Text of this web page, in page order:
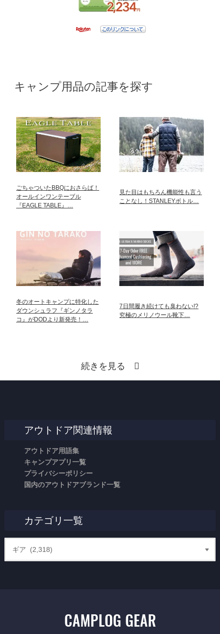
キャンプ用品の記事を探す
ごちゃついたBBQにおさらば！
オールインワンテーブル
『EAGLE TABLE』…
見た目はもちろん機能性も言う
ことなし！STANLEYボトル…
冬のオートキャンプに特化した
ダウンシュラフ『ギンノタラ
コ』がDODより新発売！…
7日間履き続けても臭わない!?
究極のメリノウール靴下…
続きを見る
アウトドア関連情報
アウトドア用語集
キャンプアプリ一覧
プライバシーポリシー
国内のアウトドアブランド一覧
カテゴリ一覧